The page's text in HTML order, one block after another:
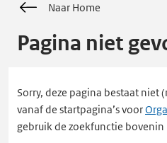
Naar Home
Pagina niet
Sorry, deze pagina bestaat niet
vanaf de startpagina’s voor
gebruik de zoekfunctie bovenin